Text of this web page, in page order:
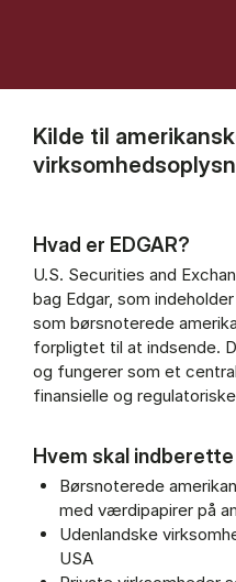
Kilde til
Hvad er EDGAR?
U.S. Securities and
bag Edgar, som
som børsnoterede
forpligtet til at indsende.
og fungerer som et
finansielle og
Hvem skal indberette
Børsnoterede
med værdipapirer på
Udenlandske
USA